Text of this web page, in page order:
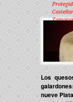
Los
nueve